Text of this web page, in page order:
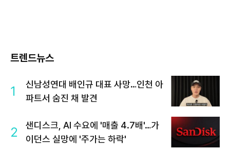
트렌드뉴스
1
신남성연대 배인규 대표 사망…인천 아
파트서 숨진 채 발견
2
샌디스크, AI 수요에 '매출 4.7배'…가
이던스 실망에 '주가는 하락'